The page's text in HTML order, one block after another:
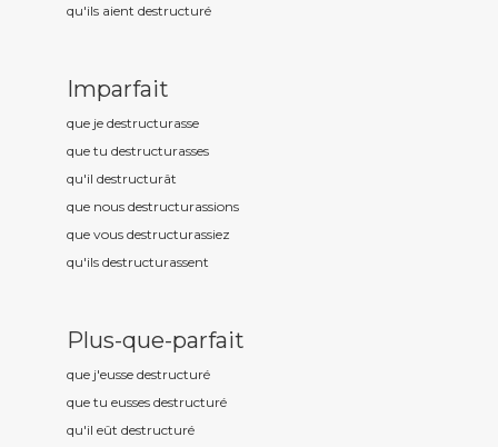
qu'ils aient destructuré
Imparfait
que je destructurasse
que tu destructurasses
qu'il destructurât
que nous destructurassions
que vous destructurassiez
qu'ils destructurassent
Plus-que-parfait
que j'eusse destructuré
que tu eusses destructuré
qu'il eût destructuré